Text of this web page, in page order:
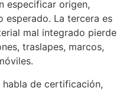
especificar origen,
La tercera es
mal integrado pierde
traslapes, marcos,
de certificación,